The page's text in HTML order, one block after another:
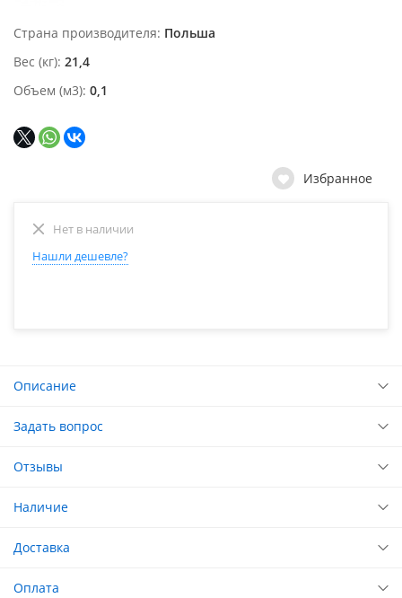
Страна производителя Польша
Вес (кг) 21,4
Объем (м3) 0,1
Избранное
Нет в наличии
Нашли дешевле?
Описание
Задать вопрос
Отзывы
Наличие
Доставка
Оплата